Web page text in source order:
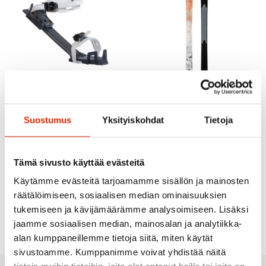
Suostumus Yksityiskohdat Tietoja
Tämä sivusto käyttää evästeitä
Käytämme evästeitä tarjoamamme sisällön ja mainosten
räätälöimiseen, sosiaalisen median ominaisuuksien
tukemiseen ja kävijämäärämme analysoimiseen. Lisäksi
jaamme sosiaalisen median, mainosalan ja analytiikka-
alan kumppaneillemme tietoja siitä, miten käytät
sivustoamme. Kumppanimme voivat yhdistää näitä
159,00
OAC Ea 2.0 Siteet
547,00
Alkuperäinen
hinta
oli:
547,00 €.
429,00
Nykyinen
hinta
on:
429,00 €.
OAC XCD GT 160
Liukulumikenkä + Ea 2.0
Side